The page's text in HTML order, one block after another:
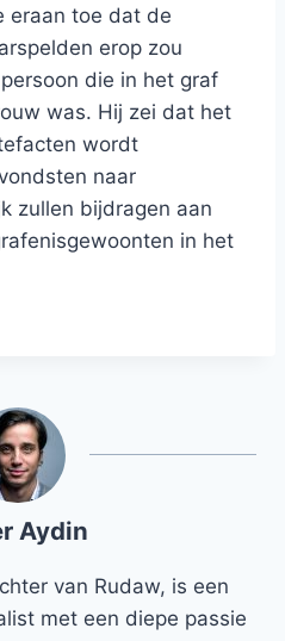
eraan toe dat de
erop zou
die in het graf
was. Hij zei dat het
wordt
naar
zullen bijdragen aan
in het
Aydin
van Rudaw, is een
met een diepe passie